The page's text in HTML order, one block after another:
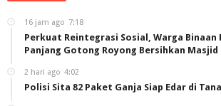
16 jam ago 7:18
Perkuat Reintegrasi Sosial, Warga Binaan
Panjang Gotong Royong Bersihkan Masjid
2 hari ago 4:02
Polisi Sita 82 Paket Ganja Siap Edar di